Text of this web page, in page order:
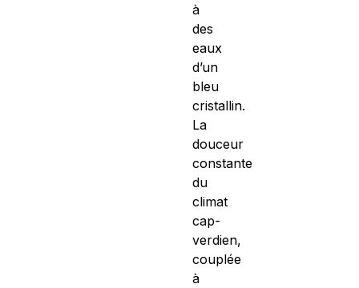
à
des
eaux
d’un
bleu
cristallin.
La
douceur
constante
du
climat
cap-
verdien,
couplée
à